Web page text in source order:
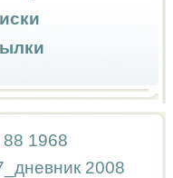
88 1968
2008